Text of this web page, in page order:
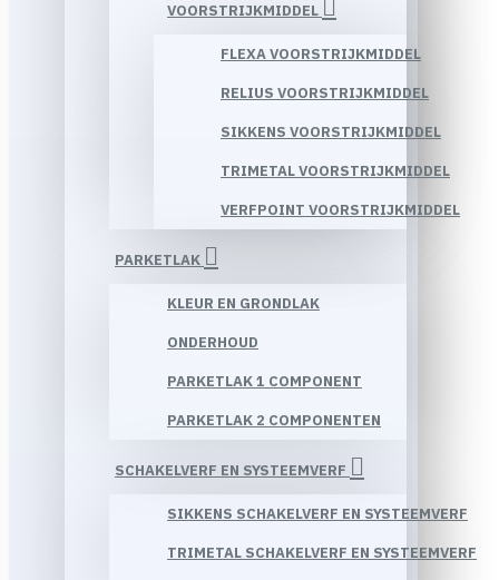
VOORSTRIJKMIDDEL
FLEXA VOORSTRIJKMIDDEL
RELIUS VOORSTRIJKMIDDEL
SIKKENS VOORSTRIJKMIDDEL
TRIMETAL VOORSTRIJKMIDDEL
VERFPOINT VOORSTRIJKMIDDEL
PARKETLAK
KLEUR EN GRONDLAK
ONDERHOUD
PARKETLAK 1 COMPONENT
PARKETLAK 2 COMPONENTEN
SCHAKELVERF EN SYSTEEMVERF
SIKKENS SCHAKELVERF EN SYSTEEMVERF
TRIMETAL SCHAKELVERF EN SYSTEEMVERF